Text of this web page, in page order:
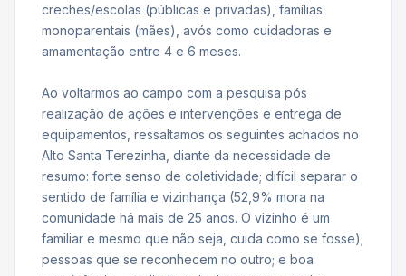
creches/escolas (públicas e privadas), famílias
monoparentais (mães), avós como cuidadoras e
amamentação entre 4 e 6 meses.
Ao voltarmos ao campo com a pesquisa pós
realização de ações e intervenções e entrega de
equipamentos, ressaltamos os seguintes achados no
Alto Santa Terezinha, diante da necessidade de
resumo: forte senso de coletividade; difícil separar o
sentido de família e vizinhança (52,9% mora na
comunidade há mais de 25 anos. O vizinho é um
familiar e mesmo que não seja, cuida como se fosse);
pessoas que se reconhecem no outro; e boa